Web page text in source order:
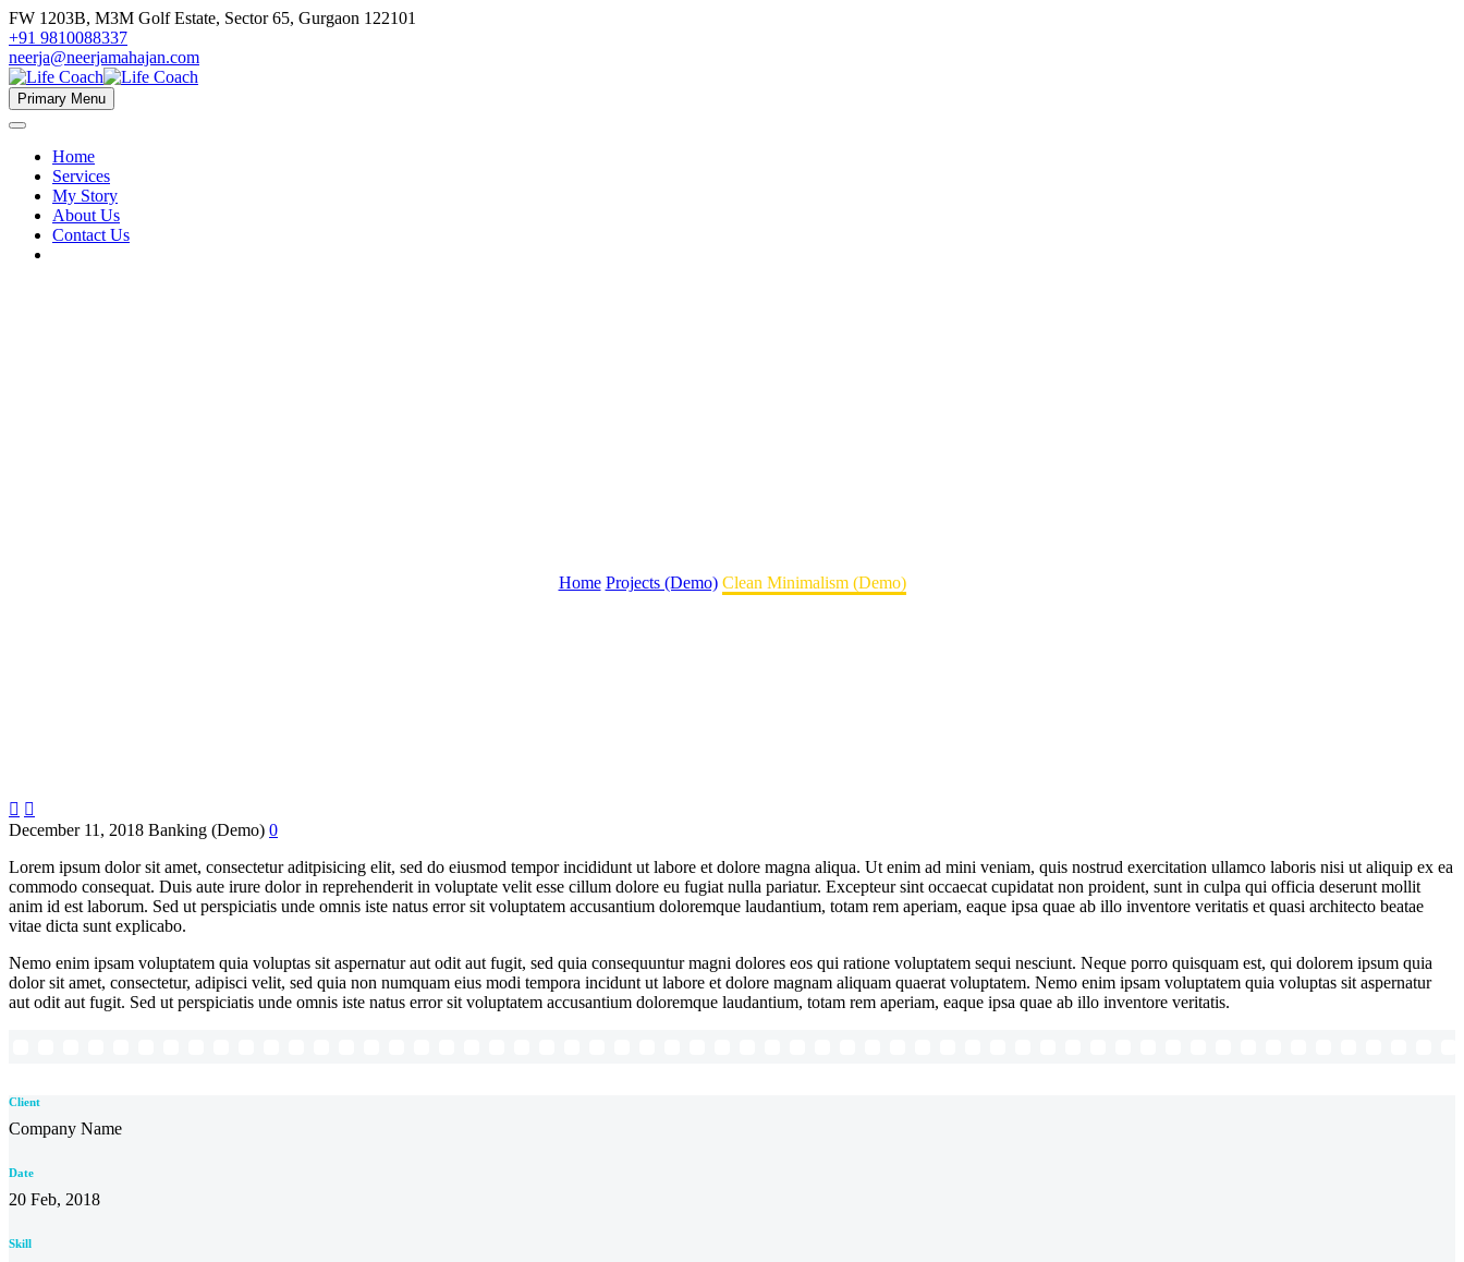
FW 1203B, M3M Golf Estate, Sector 65, Gurgaon 122101
+91 9810088337
neerja@neerjamahajan.com
Primary Menu
Home
Services
My Story
About Us
Contact Us
Home Projects (Demo) Clean Minimalism (Demo)
 
December 11, 2018 Banking (Demo) 0
Lorem ipsum dolor sit amet, consectetur aditpisicing elit, sed do eiusmod tempor incididunt ut labore et dolore magna aliqua. Ut enim ad mini veniam, quis nostrud exercitation ullamco laboris nisi ut aliquip ex ea
commodo consequat. Duis aute irure dolor in reprehenderit in voluptate velit esse cillum dolore eu fugiat nulla pariatur. Excepteur sint occaecat cupidatat non proident, sunt in culpa qui officia deserunt mollit
anim id est laborum. Sed ut perspiciatis unde omnis iste natus error sit voluptatem accusantium doloremque laudantium, totam rem aperiam, eaque ipsa quae ab illo inventore veritatis et quasi architecto beatae
vitae dicta sunt explicabo.
Nemo enim ipsam voluptatem quia voluptas sit aspernatur aut odit aut fugit, sed quia consequuntur magni dolores eos qui ratione voluptatem sequi nesciunt. Neque porro quisquam est, qui dolorem ipsum quia
dolor sit amet, consectetur, adipisci velit, sed quia non numquam eius modi tempora incidunt ut labore et dolore magnam aliquam quaerat voluptatem. Nemo enim ipsam voluptatem quia voluptas sit aspernatur
aut odit aut fugit. Sed ut perspiciatis unde omnis iste natus error sit voluptatem accusantium doloremque laudantium, totam rem aperiam, eaque ipsa quae ab illo inventore veritatis.
Client
Company Name
Date
20 Feb, 2018
Skill